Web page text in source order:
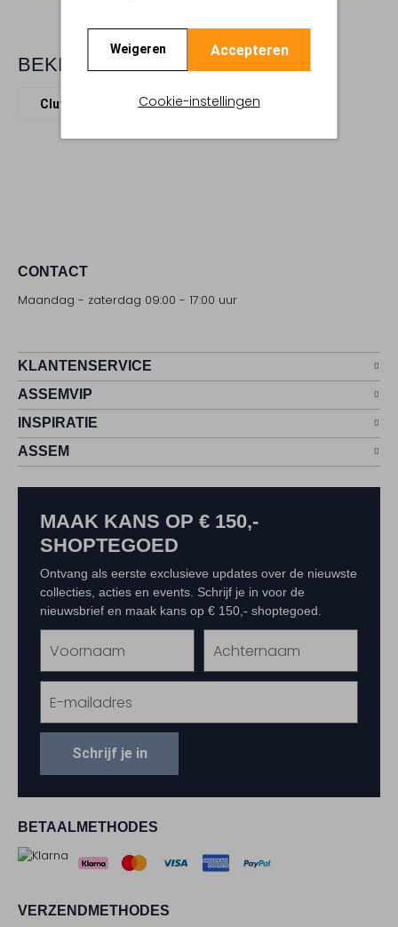
Weigeren Accepteren
Cookie-instellingen
BEKIJK MEER
Clutches Ganni Textiel
CONTACT
Maandag - zaterdag 09:00 - 17:00 uur
KLANTENSERVICE
ASSEMVIP
INSPIRATIE
ASSEM
BETAALMETHODES
VERZENDMETHODES
MAAK KANS OP € 150,-
SHOPTEGOED
Ontvang als eerste exclusieve updates over de nieuwste
collecties, acties en events. Schrijf je in voor de
nieuwsbrief en maak kans op € 150,- shoptegoed.
Schrijf je in